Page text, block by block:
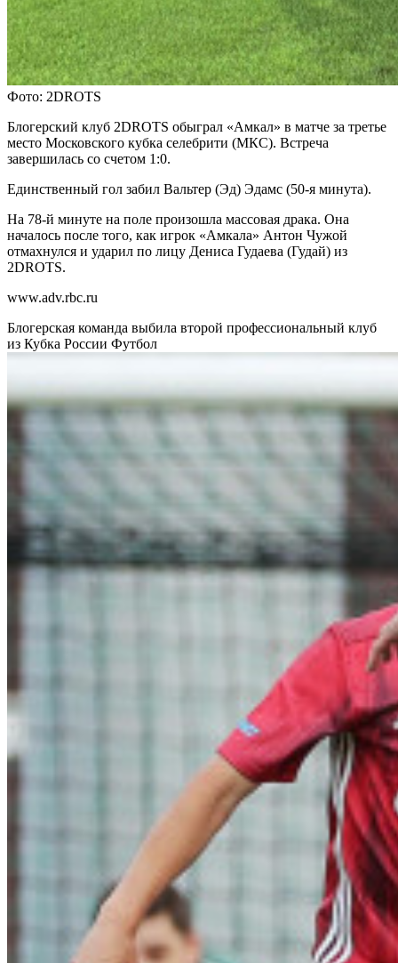
Фото: 2DROTS
Блогерский клуб 2DROTS обыграл «Амкал» в матче за третье
место Московского кубка селебрити (МКС). Встреча
завершилась со счетом 1:0.
Единственный гол забил Вальтер (Эд) Эдамс (50-я минута).
На 78-й минуте на поле произошла массовая драка. Она
началось после того, как игрок «Амкала» Антон Чужой
отмахнулся и ударил по лицу Дениса Гудаева (Гудай) из
2DROTS.
www.adv.rbc.ru
Блогерская команда выбила второй профессиональный клуб
из Кубка России Футбол